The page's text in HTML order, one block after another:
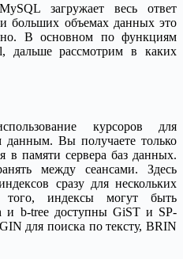
загружает весь ответ
больших объемах данных это
В основном по функциям
дальше рассмотрим в каких
курсоров для
Вы получаете только
в памяти сервера баз данных.
между сеансами. Здесь
сразу для нескольких
того, индексы могут быть
и b-tree доступны GiST и SP-
для поиска по тексту, BRIN